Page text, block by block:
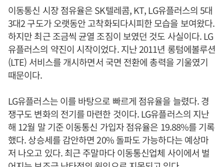
이동통신 시장 점유율은 SK텔레콤, KT, LG유플러스의 5대
3대2 구도가 오랫동안 고착화되다시피한 모습을 보여왔다.
하지만 최근 조금씩 균열 조짐이 보였던 것도 사실이다. LG
유플러스의 약진이 시작이었다. 지난 2011년 롱텀에볼루션
(LTE) 서비스를 개시하면서 국면 전환에 총력을 기울였기
때문이다.
LG유플러스는 이를 바탕으로 빠르게 점유율을 늘렸다. 경
쟁구도 변화의 전기를 마련한 것이다. LG유플러스의 지난
해 12월 말 기준 이동통신 가입자 점유율은 19.88%를 기록
했다. 상승세를 감안하면 20% 돌파도 가능하다는 예상마
저 나오고 있다. 최근 주말마다 이동통신업체 사이에서 벌